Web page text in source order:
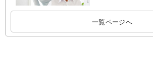
一覧ページへ